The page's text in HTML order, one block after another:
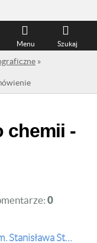
Szukaj
Menu
»
chemii -
0
Akademia Górniczo-Hutnicza im. Stanisława Staszica w Krakowie